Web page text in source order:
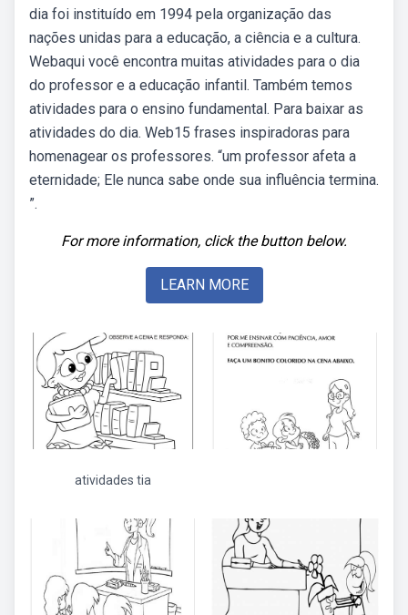
dia foi instituído em 1994 pela organização das
nações unidas para a educação, a ciência e a cultura.
Webaqui você encontra muitas atividades para o dia
do professor e a educação infantil. Também temos
atividades para o ensino fundamental. Para baixar as
atividades do dia. Web15 frases inspiradoras para
homenagear os professores. “um professor afeta a
eternidade; Ele nunca sabe onde sua influência termina.
”.
For more information, click the button below.
LEARN MORE
atividades tia